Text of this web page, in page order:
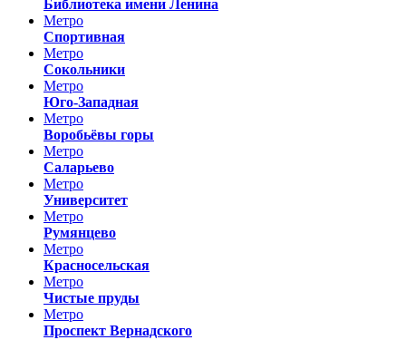
Библиотека имени Ленина
Метро
Спортивная
Метро
Сокольники
Метро
Юго-Западная
Метро
Воробьёвы горы
Метро
Саларьево
Метро
Университет
Метро
Румянцево
Метро
Красносельская
Метро
Чистые пруды
Метро
Проспект Вернадского